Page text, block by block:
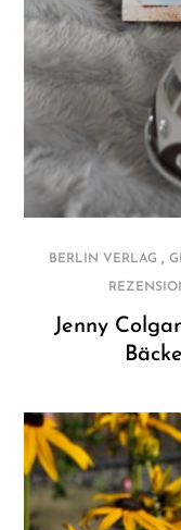
BERLIN VERLAG ,
Jenny